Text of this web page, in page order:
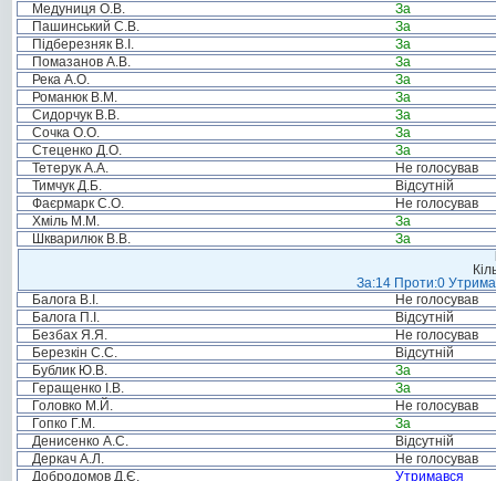
Медуниця О.В.
За
Пашинський С.В.
За
Підберезняк В.І.
За
Помазанов А.В.
За
Река А.О.
За
Романюк В.М.
За
Сидорчук В.В.
За
Сочка О.О.
За
Стеценко Д.О.
За
Тетерук А.А.
Не голосував
Тимчук Д.Б.
Відсутній
Фаєрмарк С.О.
Не голосував
Хміль М.М.
За
Шкварилюк В.В.
За
За:14 Проти:0
Балога В.І.
Не голосував
Балога П.І.
Відсутній
Безбах Я.Я.
Не голосував
Березкін С.С.
Відсутній
Бублик Ю.В.
За
Геращенко І.В.
За
Головко М.Й.
Не голосував
Гопко Г.М.
За
Денисенко А.С.
Відсутній
Деркач А.Л.
Не голосував
Добродомов Д.Є.
Утримався